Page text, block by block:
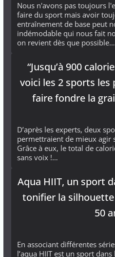
Nous n'avons pas toujours
faire du sport mais avoir
entraînement de base peut
indémodable qui nous fait
on revient dès que possible…
“Jusqu’à 900
voici les 2 sports
faire fondre la
D’après les experts, deux
permettraient de mieux agir
Grâce à eux, le total de
sans voix !…
Aqua HIIT, un sport
tonifier la
50
En associant différentes
l’aqua HIIT est un sport